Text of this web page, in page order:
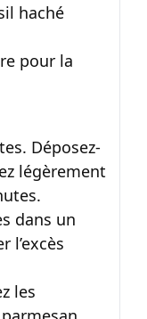
haché
pour la
Déposez-
légèrement
dans un
l’excès
les